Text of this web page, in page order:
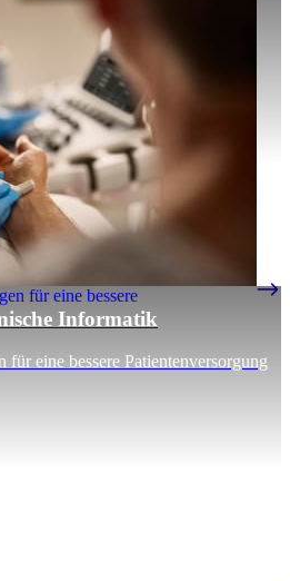
Informatik
für eine bessere Patientenversorgung